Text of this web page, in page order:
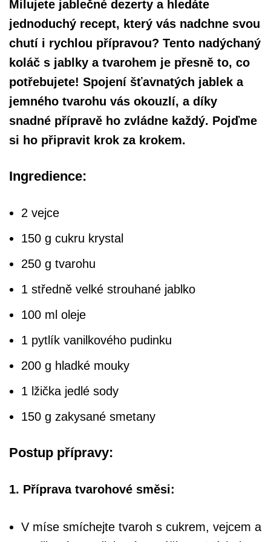
Milujete jablečné dezerty a hledáte
jednoduchý recept, který vás nadchne svou
chutí i rychlou přípravou? Tento nadýchaný
koláč s jablky a tvarohem je přesně to, co
potřebujete! Spojení šťavnatých jablek a
jemného tvarohu vás okouzlí, a díky
snadné přípravě ho zvládne každý. Pojďme
si ho připravit krok za krokem.
Ingredience:
2 vejce
150 g cukru krystal
250 g tvarohu
1 středně velké strouhané jablko
100 ml oleje
1 pytlík vanilkového pudinku
200 g hladké mouky
1 lžička jedlé sody
150 g zakysané smetany
Postup přípravy:
1. Příprava tvarohové směsi:
V míse smíchejte tvaroh s cukrem, vejcem a